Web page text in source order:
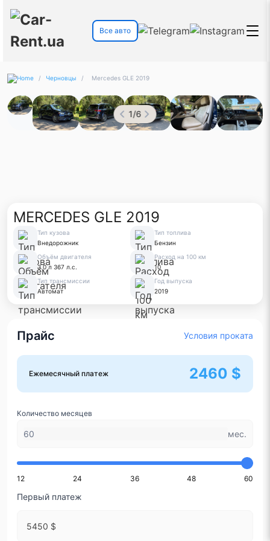
Все авто
/ Черновцы / Mercedes GLE 2019
1/6
MERCEDES GLE 2019
Тип кузова
Внедорожник
Тип топлива
Бензин
Объём двигателя
3.0 л 367 л.с.
Расход на 100 км
10
Тип трансмиссии
Автомат
Год выпуска
2019
Прайс Условия проката
Ежемесячный платеж 2460 $
Количество месяцев
мес.
12 24 36 48 60
Первый платеж
5450 $